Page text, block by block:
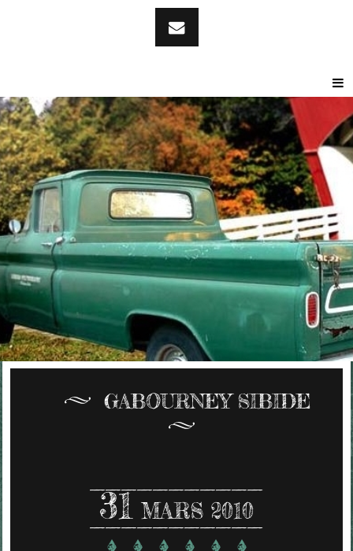
GABOURNEY SIBIDE
31 MARS 2010